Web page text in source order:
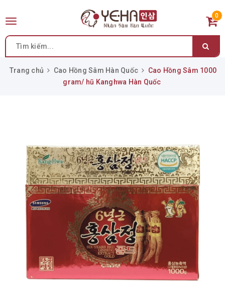
Toggle
0
Trang chủ Cao Hồng Sâm Hàn Quốc
Cao Hồng Sâm 1000
gram/ hũ Kanghwa Hàn Quốc